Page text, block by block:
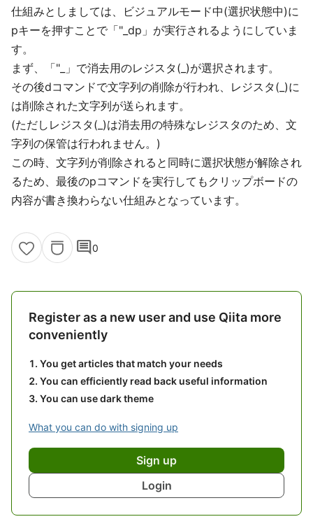
仕組みとしましては、ビジュアルモード中(選択状態中)に
pキーを押すことで「"_dp」が実行されるようにしていま
す。
まず、「"_」で消去用のレジスタ(_)が選択されます。
その後dコマンドで文字列の削除が行われ、レジスタ(_)に
は削除された文字列が送られます。
(ただしレジスタ(_)は消去用の特殊なレジスタのため、文
字列の保管は行われません。)
この時、文字列が削除されると同時に選択状態が解除され
るため、最後のpコマンドを実行してもクリップボードの
内容が書き換わらない仕組みとなっています。
comment0
Register as a new user and use Qiita more
conveniently
You get articles that match your needs
You can efficiently read back useful information
You can use dark theme
What you can do with signing up
Sign up
Login